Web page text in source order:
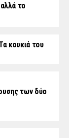
το
κουκιά του
των δύο